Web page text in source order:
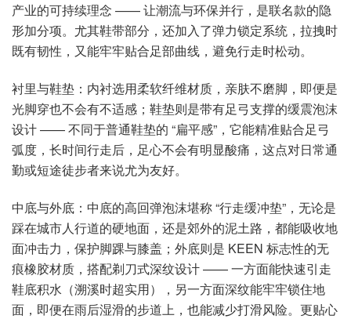
产业的可持续理念 —— 让潮流与环保并行，是联名款的隐
形加分项。尤其鞋带部分，还加入了弹力锁定系统，拉拽时
既有韧性，又能牢牢贴合足部曲线，避免行走时松动。
衬里与鞋垫：内衬选用柔软纤维材质，亲肤不磨脚，即便是
光脚穿也不会有不适感；鞋垫则是带有足弓支撑的缓震泡沫
设计 —— 不同于普通鞋垫的 “扁平感”，它能精准贴合足弓
弧度，长时间行走后，足心不会有明显酸痛，这点对日常通
勤或短途徒步者来说尤为友好。
中底与外底：中底的高回弹泡沫堪称 “行走缓冲垫”，无论是
踩在城市人行道的硬地面，还是郊外的泥土路，都能吸收地
面冲击力，保护脚踝与膝盖；外底则是 KEEN 标志性的无
痕橡胶材质，搭配剃刀式深纹设计 —— 一方面能快速引走
鞋底积水（溯溪时超实用），另一方面深纹能牢牢锁住地
面，即便在雨后湿滑的步道上，也能减少打滑风险。更贴心